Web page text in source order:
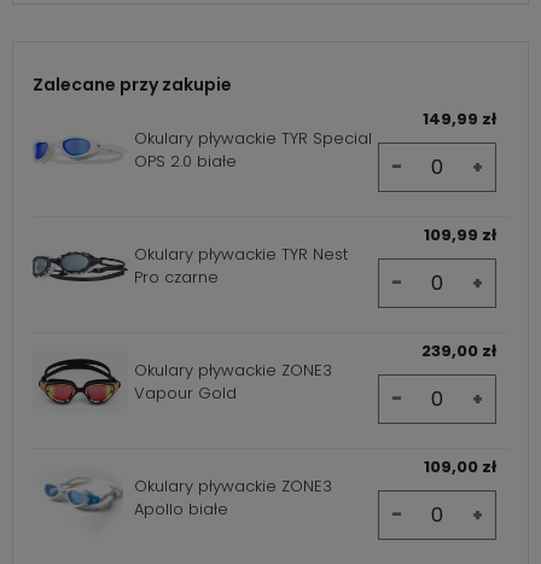
Zalecane przy zakupie
Okulary pływackie TYR Special
OPS 2.0 białe
149,99 zł
- +
Okulary pływackie TYR Nest
Pro czarne
109,99 zł
- +
Okulary pływackie ZONE3
Vapour Gold
239,00 zł
- +
Okulary pływackie ZONE3
Apollo białe
109,00 zł
- +